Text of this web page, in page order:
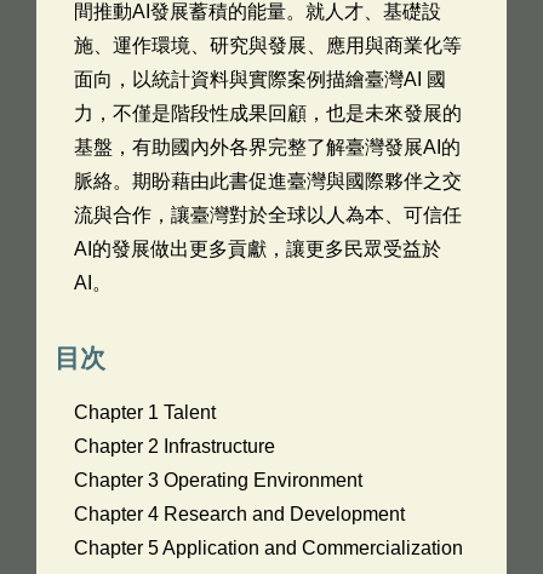
間推動AI發展蓄積的能量。就人才、基礎設
施、運作環境、研究與發展、應用與商業化等
面向，以統計資料與實際案例描繪臺灣AI 國
力，不僅是階段性成果回顧，也是未來發展的
基盤，有助國內外各界完整了解臺灣發展AI的
脈絡。期盼藉由此書促進臺灣與國際夥伴之交
流與合作，讓臺灣對於全球以人為本、可信任
AI的發展做出更多貢獻，讓更多民眾受益於
AI。
目次
Chapter 1 Talent
Chapter 2 Infrastructure
Chapter 3 Operating Environment
Chapter 4 Research and Development
Chapter 5 Application and Commercialization